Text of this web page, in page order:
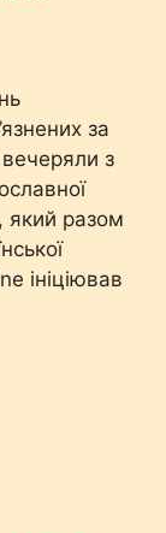
за
з
який разом
ініціював